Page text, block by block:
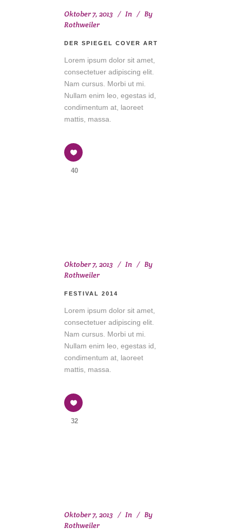
Oktober 7, 2013 In
By
Rothweiler
DER SPIEGEL COVER ART
Lorem ipsum dolor sit amet,
consectetuer adipiscing elit.
Nam cursus. Morbi ut mi.
Nullam enim leo, egestas id,
condimentum at, laoreet
mattis, massa.
40
Oktober 7, 2013 In
By
Rothweiler
FESTIVAL 2014
Lorem ipsum dolor sit amet,
consectetuer adipiscing elit.
Nam cursus. Morbi ut mi.
Nullam enim leo, egestas id,
condimentum at, laoreet
mattis, massa.
32
Oktober 7, 2013 In
By
Rothweiler